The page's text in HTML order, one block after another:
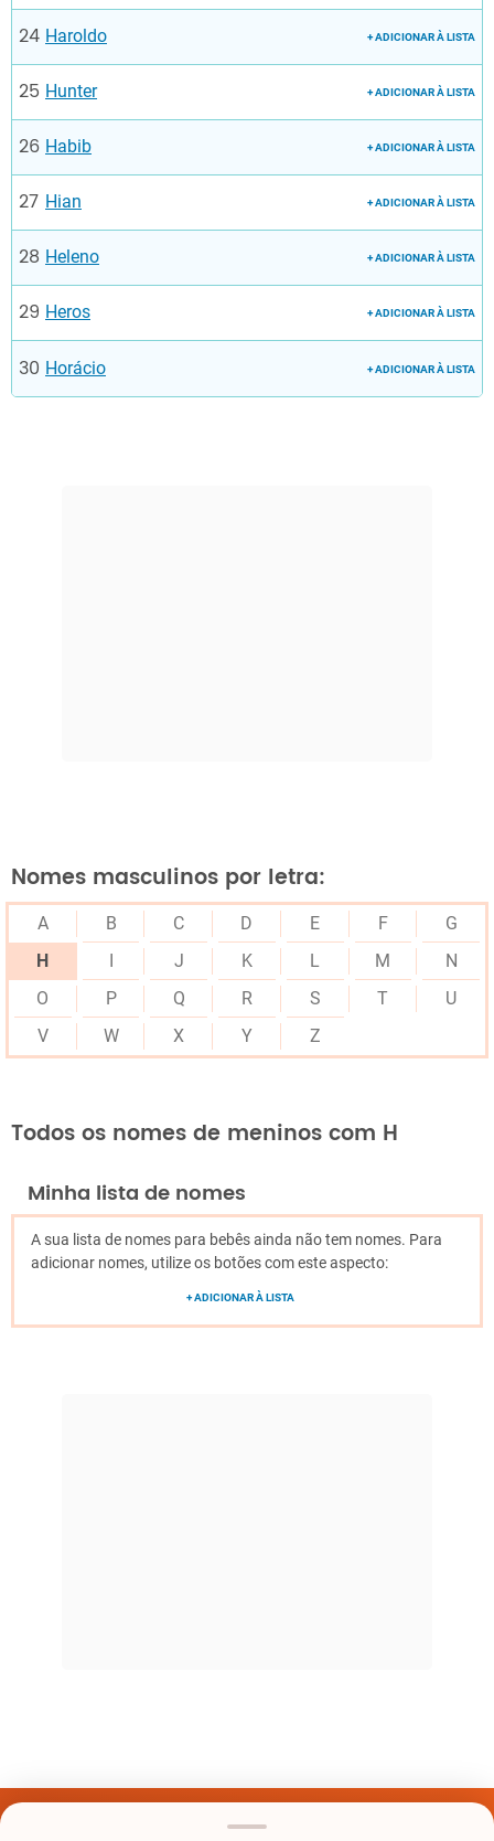
Haroldo + ADICIONAR À LISTA
Hunter + ADICIONAR À LISTA
Habib + ADICIONAR À LISTA
Hian + ADICIONAR À LISTA
Heleno + ADICIONAR À LISTA
Heros + ADICIONAR À LISTA
Horácio + ADICIONAR À LISTA
Nomes masculinos por letra:
A B C D E F
G
H
I J K L M
N
O
P Q R S T
U
V
W X Y Z
Todos os nomes de meninos com H
Minha lista de nomes
A sua lista de nomes para bebês ainda não tem nomes. Para
adicionar nomes, utilize os botões com este aspecto:
+ ADICIONAR À LISTA